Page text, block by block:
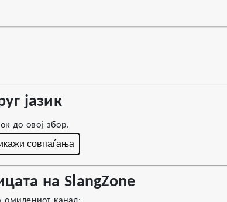
јазик
до овој збор.
совпаѓања
на SlangZone